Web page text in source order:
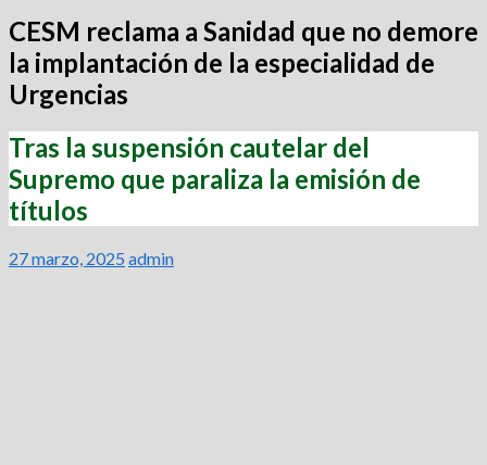
CESM reclama a Sanidad que no demore
la implantación de la especialidad de
Urgencias
Tras la suspensión cautelar del
Supremo que paraliza la emisión de
títulos
27 marzo, 2025 admin